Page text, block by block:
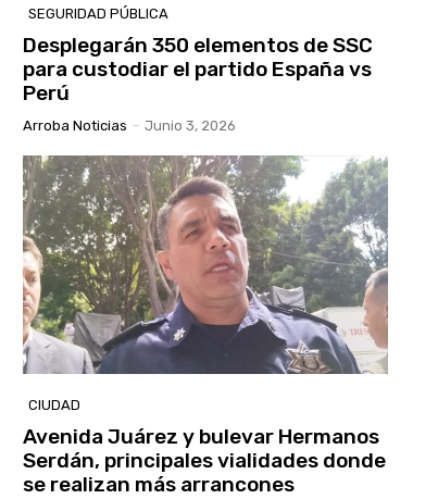
SEGURIDAD PÚBLICA
Desplegarán 350 elementos de SSC
para custodiar el partido España vs
Perú
Arroba Noticias - Junio 3, 2026
CIUDAD
Avenida Juárez y bulevar Hermanos
Serdán, principales vialidades donde
se realizan más arrancones